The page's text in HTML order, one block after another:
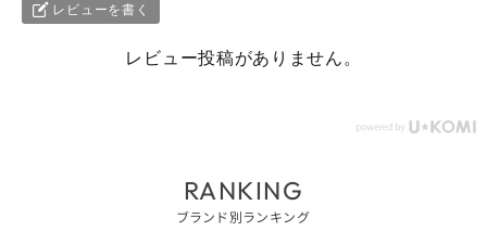
レビューを書く
レビュー投稿がありません。
RANKING
ブランド別ランキング